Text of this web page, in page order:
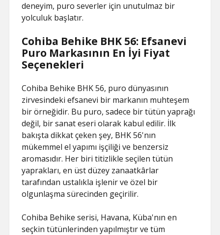
deneyim, puro severler için unutulmaz bir
yolculuk başlatır.
Cohiba Behike BHK 56: Efsanevi
Puro Markasının En İyi Fiyat
Seçenekleri
Cohiba Behike BHK 56, puro dünyasının
zirvesindeki efsanevi bir markanın muhteşem
bir örneğidir. Bu puro, sadece bir tütün yaprağı
değil, bir sanat eseri olarak kabul edilir. İlk
bakışta dikkat çeken şey, BHK 56'nın
mükemmel el yapımı işçiliği ve benzersiz
aromasıdır. Her biri titizlikle seçilen tütün
yaprakları, en üst düzey zanaatkârlar
tarafından ustalıkla işlenir ve özel bir
olgunlaşma sürecinden geçirilir.
Cohiba Behike serisi, Havana, Küba'nın en
seçkin tütünlerinden yapılmıştır ve tüm